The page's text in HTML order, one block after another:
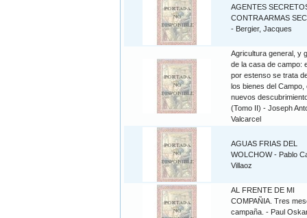
AGENTES
CONTRA ARMAS
- Bergier, Jacques
Agricultura general, y
de la casa de campo:
por estenso se trata
los bienes del Campo,
nuevos
(Tomo II) - Joseph
Valcarcel
AGUAS FRIAS DEL
WOLCHOW - Pablo
Villaoz
AL FRENTE DE MI
COMPAÑIA. Tres
campaña. - Paul